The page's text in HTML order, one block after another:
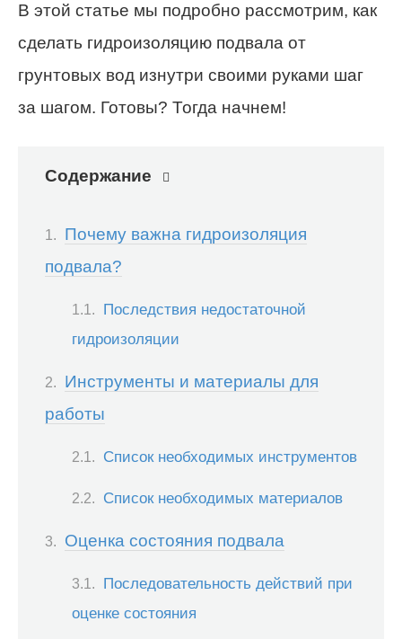
В этой статье мы подробно рассмотрим, как
сделать гидроизоляцию подвала от
грунтовых вод изнутри своими руками шаг
за шагом. Готовы? Тогда начнем!
Содержание
Почему важна гидроизоляция
подвала?
Последствия недостаточной
гидроизоляции
Инструменты и материалы для
работы
Список необходимых инструментов
Список необходимых материалов
Оценка состояния подвала
Последовательность действий при
оценке состояния